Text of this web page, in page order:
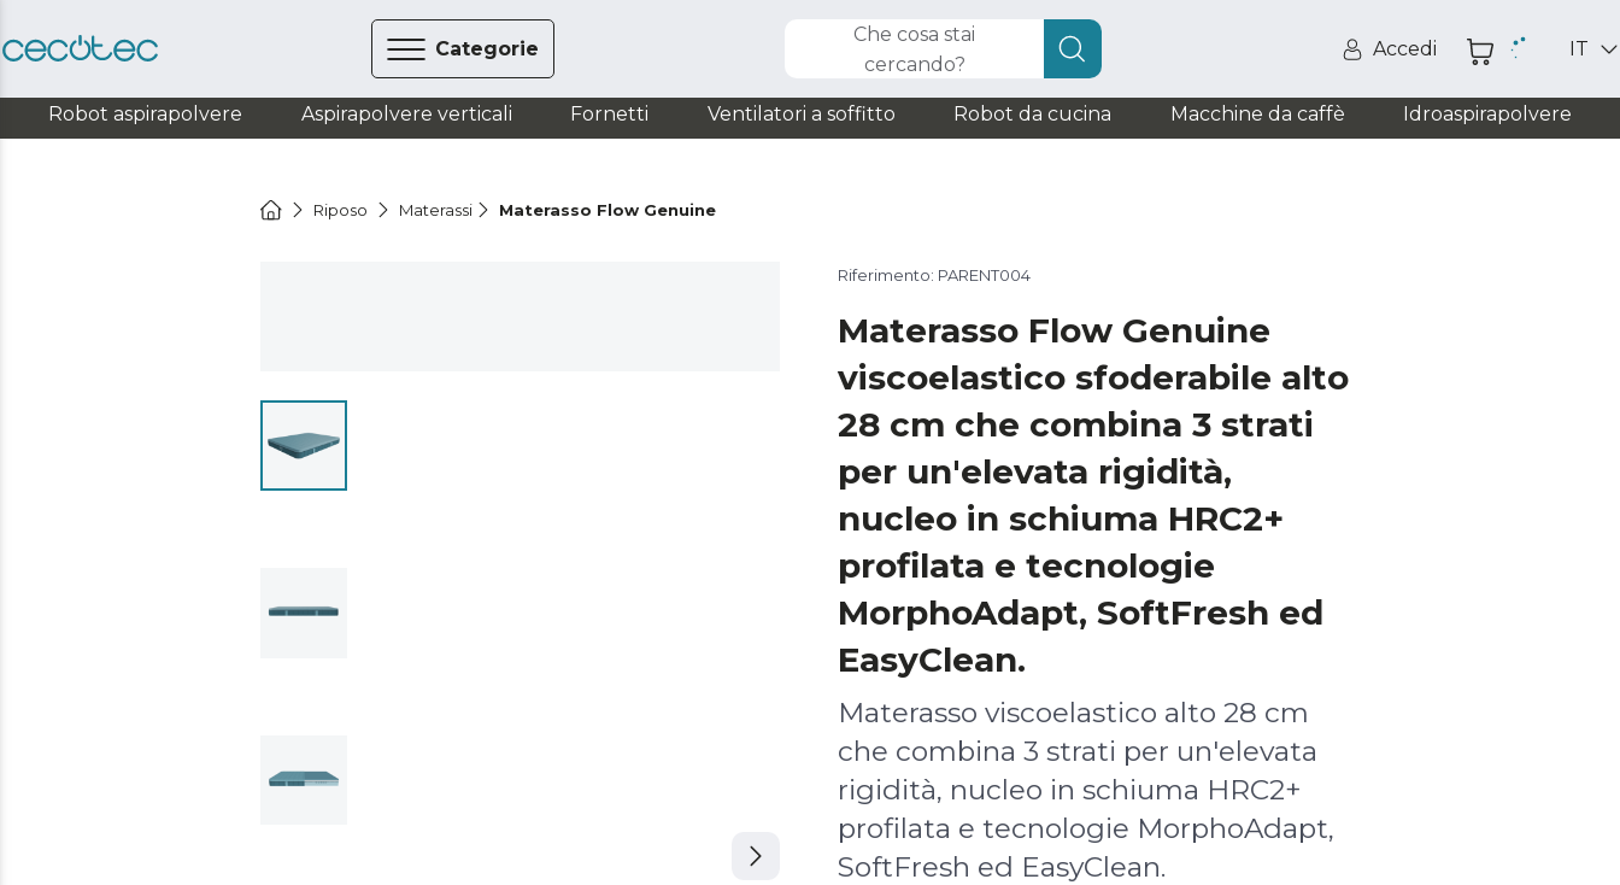
Categorie
Che cosa stai
cercando?
Accedi IT
Robot aspirapolvere Aspirapolvere verticali Fornetti Ventilatori a soffitto Robot da cucina Macchine da caffè Idroaspirapolvere
Riposo Materassi Materasso Flow Genuine
Riferimento: PARENT004
Materasso Flow Genuine
viscoelastico sfoderabile alto
28 cm che combina 3 strati
per un'elevata rigidità,
nucleo in schiuma HRC2+
profilata e tecnologie
MorphoAdapt, SoftFresh ed
EasyClean.
Materasso viscoelastico alto 28 cm
che combina 3 strati per un'elevata
rigidità, nucleo in schiuma HRC2+
profilata e tecnologie MorphoAdapt,
SoftFresh ed EasyClean.